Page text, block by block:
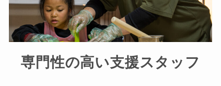
専門性の高い支援スタッフ